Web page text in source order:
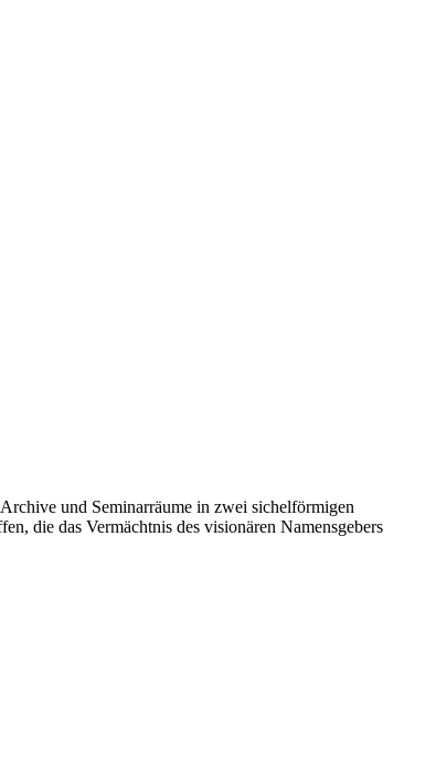
und Seminarräume in zwei sichelförmigen
die das Vermächtnis des visionären Namensgebers